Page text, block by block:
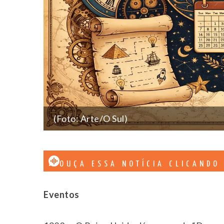
(Foto: Arte/O Sul)
OUÇA ESSA NOTÍCIA CLICANDO
Eventos